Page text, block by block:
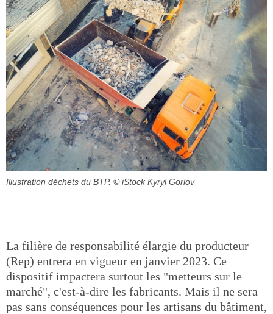
Illustration déchets du BTP. © iStock Kyryl Gorlov
La filière de responsabilité élargie du producteur
(Rep) entrera en vigueur en janvier 2023. Ce
dispositif impactera surtout les "metteurs sur le
marché", c'est-à-dire les fabricants. Mais il ne sera
pas sans conséquences pour les artisans du bâtiment,